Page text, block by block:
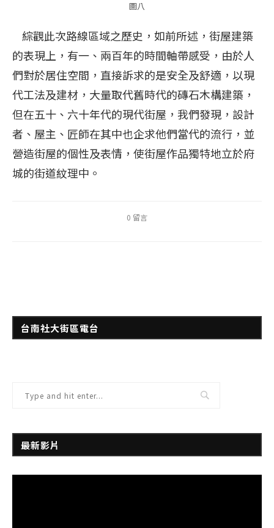
圖八
綜觀此次路線區域之歷史，如前所述，街屋建築
的表現上，有一、兩百年的時間軸帶感受，由於人
們對於居住空間，直接訴求的是安全及舒適，以現
代工法及建材，大量取代舊時代的磚石木構建築，
但在五十、六十年代的現代街屋，我們發現，設計
者、屋主、匠師在其中也企求他們當代的流行，並
營造街屋的個性及表情，使街屋作品獨特地立於府
城的街道紋理中。
0 留言
台南社大街區電台
最新影片